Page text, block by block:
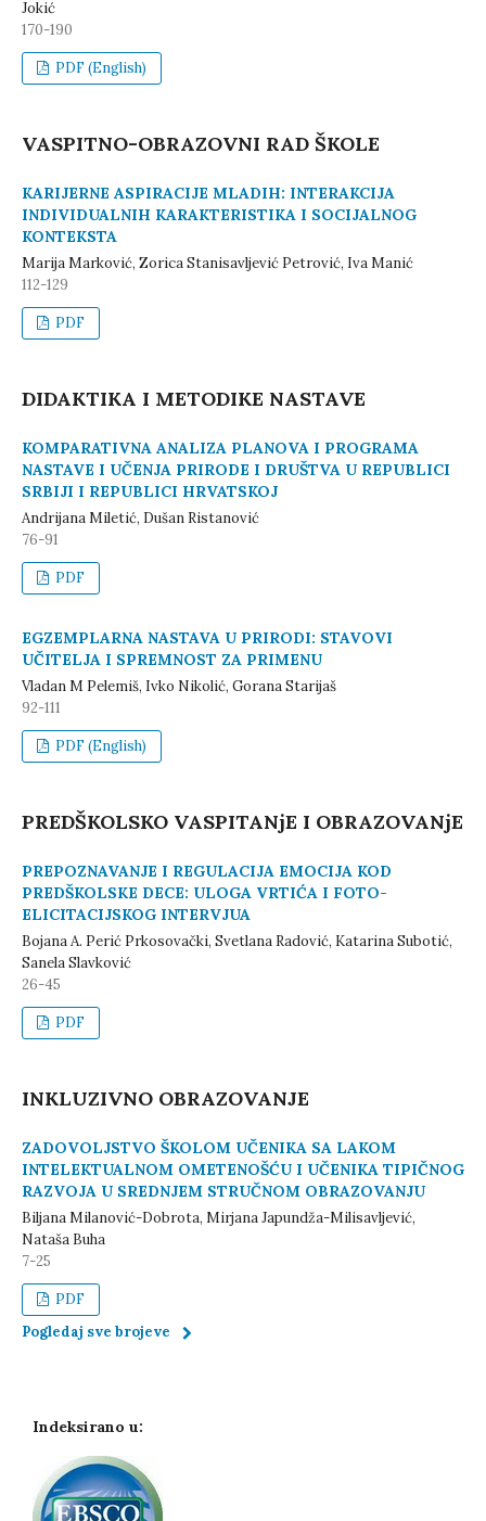
Jokić
170-190
PDF (English)
VASPITNO-OBRAZOVNI RAD ŠKOLE
KARIJERNE ASPIRACIJE MLADIH: INTERAKCIJA
INDIVIDUALNIH KARAKTERISTIKA I SOCIJALNOG
KONTEKSTA
Marija Marković, Zorica Stanisavljević Petrović, Iva Manić
112-129
PDF
DIDAKTIKA I METODIKE NASTAVE
KOMPARATIVNA ANALIZA PLANOVA I PROGRAMA
NASTAVE I UČENJA PRIRODE I DRUŠTVA U REPUBLICI
SRBIJI I REPUBLICI HRVATSKOJ
Andrijana Miletić, Dušan Ristanović
76-91
PDF
EGZEMPLARNA NASTAVA U PRIRODI: STAVOVI
UČITELJA I SPREMNOST ZA PRIMENU
Vladan M Pelemiš, Ivko Nikolić, Gorana Starijaš
92-111
PDF (English)
PREDŠKOLSKO VASPITANјE I OBRAZOVANјE
PREPOZNAVANJE I REGULACIJA EMOCIJA KOD
PREDŠKOLSKE DECE: ULOGA VRTIĆA I FOTO-
ELICITACIJSKOG INTERVJUA
Bojana A. Perić Prkosovački, Svetlana Radović, Katarina Subotić,
Sanela Slavković
26-45
PDF
INKLUZIVNO OBRAZOVANJE
ZADOVOLJSTVO ŠKOLOM UČENIKA SA LAKOM
INTELEKTUALNOM OMETENOŠĆU I UČENIKA TIPIČNOG
RAZVOJA U SREDNJEM STRUČNOM OBRAZOVANJU
Biljana Milanović-Dobrota, Mirjana Japundža-Milisavljević,
Nataša Buha
7-25
PDF
Pogledaj sve brojeve
Indeksirano u: